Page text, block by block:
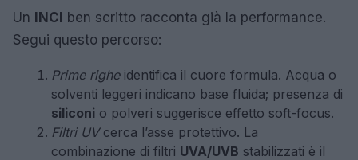
Un INCI
ben scritto racconta già la performance.
Segui questo percorso:
Prime righeidentifica il cuore formula. Acqua o
solventi leggeri indicano base fluida; presenza di
siliconi o polveri suggerisce effetto soft-focus.
Filtri UVcerca l’asse protettivo. La
combinazione di filtri UVA/UVB stabilizzati è il